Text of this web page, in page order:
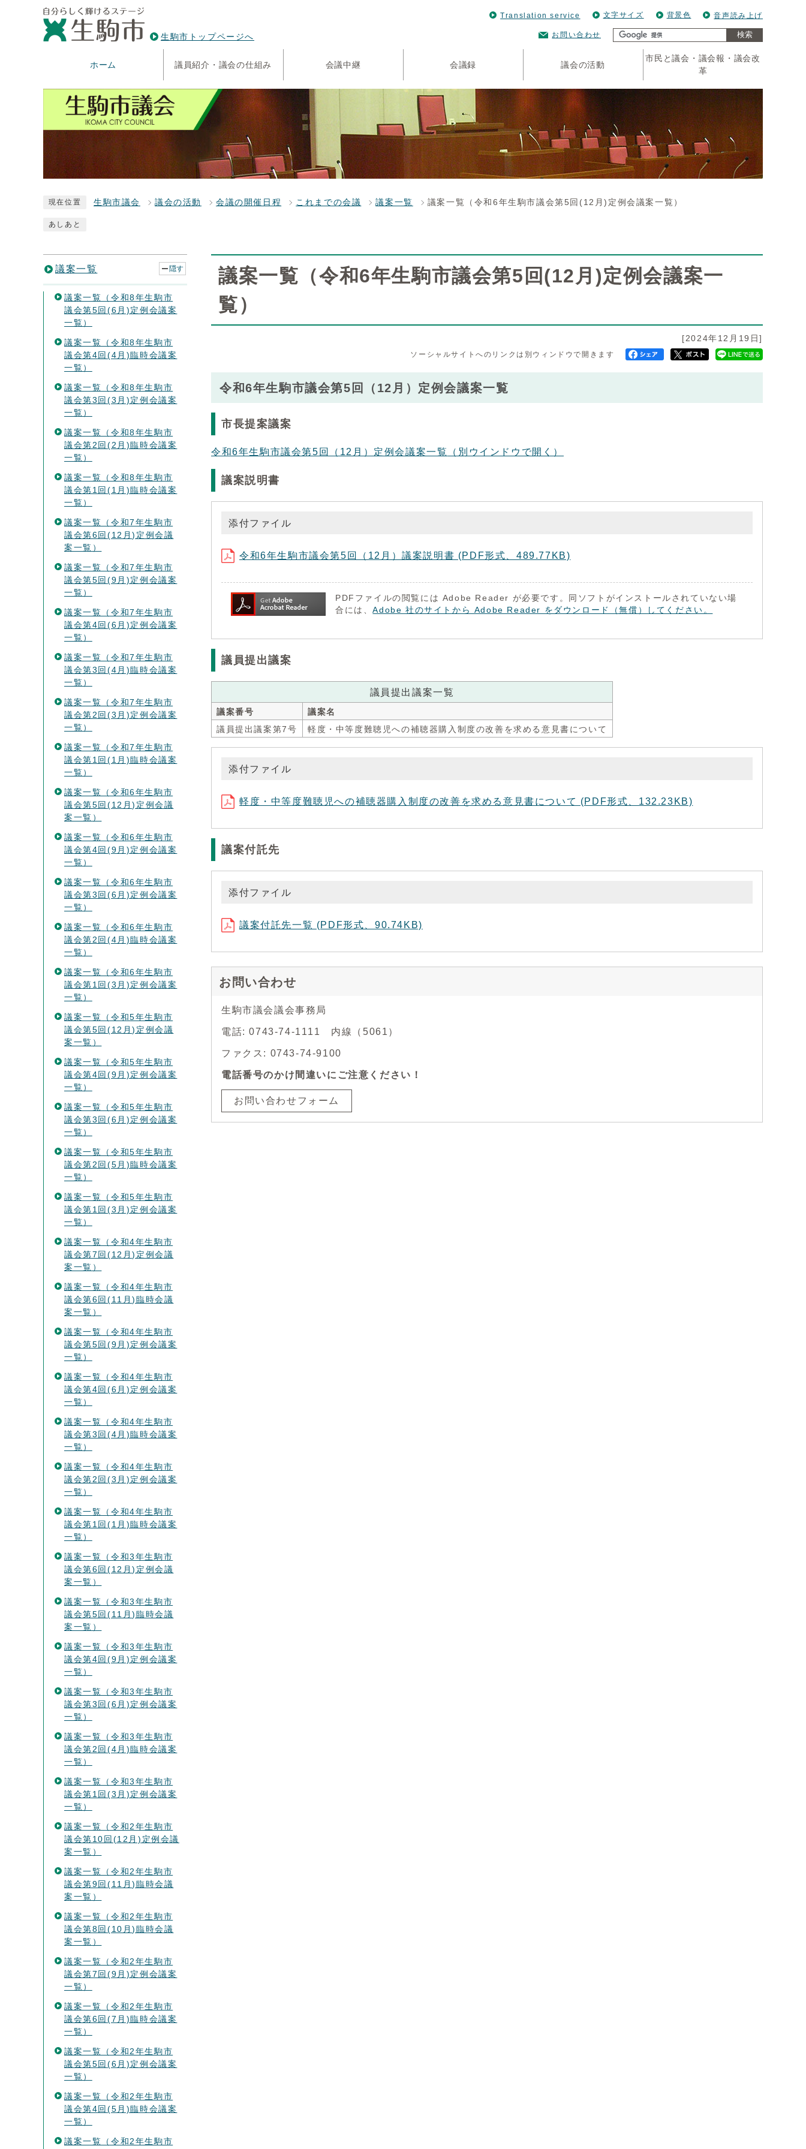
生駒市トップページへ
Translation service 文字サイズ 背景色 音声読み上げ
お問い合わせ 検索
ホーム 議員紹介・議会の仕組み 会議中継 会議録 議会の活動
市民と議会・議会報・議会改
革
現在位置 生駒市議会 議会の活動 会議の開催日程 これまでの会議 議案一覧 議案一覧（令和6年生駒市議会第5回(12月)定例会議案一覧）
あしあと
議案一覧（令和6年生駒市議会第5回(12月)定例会議案一
覧）
[2024年12月19日]
ソーシャルサイトへのリンクは別ウィンドウで開きます
令和6年生駒市議会第5回（12月）定例会議案一覧
市長提案議案
令和6年生駒市議会第5回（12月）定例会議案一覧 （別ウインドウで開く）
議案説明書
添付ファイル
令和6年生駒市議会第5回（12月）議案説明書 (PDF形式、489.77KB)
PDFファイルの閲覧には Adobe Reader が必要です。同ソフトがインストールされていない場
合には、Adobe 社のサイトから Adobe Reader をダウンロード（無償）してください。
議員提出議案
議員提出議案一覧
議案番号
議案名
議員提出議案第7号
軽度・中等度難聴児への補聴器購入制度の改善を求める意見書について
添付ファイル
軽度・中等度難聴児への補聴器購入制度の改善を求める意見書について (PDF形式、132.23KB)
議案付託先
添付ファイル
議案付託先一覧 (PDF形式、90.74KB)
お問い合わせ
生駒市議会議会事務局
電話: 0743-74-1111 内線（5061）
ファクス: 0743-74-9100
電話番号のかけ間違いにご注意ください！
お問い合わせフォーム
議案一覧 隠す
議案一覧（令和8年生駒市
議会第5回(6月)定例会議案
一覧）
議案一覧（令和8年生駒市
議会第4回(4月)臨時会議案
一覧）
議案一覧（令和8年生駒市
議会第3回(3月)定例会議案
一覧）
議案一覧（令和8年生駒市
議会第2回(2月)臨時会議案
一覧）
議案一覧（令和8年生駒市
議会第1回(1月)臨時会議案
一覧）
議案一覧（令和7年生駒市
議会第6回(12月)定例会議
案一覧）
議案一覧（令和7年生駒市
議会第5回(9月)定例会議案
一覧）
議案一覧（令和7年生駒市
議会第4回(6月)定例会議案
一覧）
議案一覧（令和7年生駒市
議会第3回(4月)臨時会議案
一覧）
議案一覧（令和7年生駒市
議会第2回(3月)定例会議案
一覧）
議案一覧（令和7年生駒市
議会第1回(1月)臨時会議案
一覧）
議案一覧（令和6年生駒市
議会第5回(12月)定例会議
案一覧）
議案一覧（令和6年生駒市
議会第4回(9月)定例会議案
一覧）
議案一覧（令和6年生駒市
議会第3回(6月)定例会議案
一覧）
議案一覧（令和6年生駒市
議会第2回(4月)臨時会議案
一覧）
議案一覧（令和6年生駒市
議会第1回(3月)定例会議案
一覧）
議案一覧（令和5年生駒市
議会第5回(12月)定例会議
案一覧）
議案一覧（令和5年生駒市
議会第4回(9月)定例会議案
一覧）
議案一覧（令和5年生駒市
議会第3回(6月)定例会議案
一覧）
議案一覧（令和5年生駒市
議会第2回(5月)臨時会議案
一覧）
議案一覧（令和5年生駒市
議会第1回(3月)定例会議案
一覧）
議案一覧（令和4年生駒市
議会第7回(12月)定例会議
案一覧）
議案一覧（令和4年生駒市
議会第6回(11月)臨時会議
案一覧）
議案一覧（令和4年生駒市
議会第5回(9月)定例会議案
一覧）
議案一覧（令和4年生駒市
議会第4回(6月)定例会議案
一覧）
議案一覧（令和4年生駒市
議会第3回(4月)臨時会議案
一覧）
議案一覧（令和4年生駒市
議会第2回(3月)定例会議案
一覧）
議案一覧（令和4年生駒市
議会第1回(1月)臨時会議案
一覧）
議案一覧（令和3年生駒市
議会第6回(12月)定例会議
案一覧）
議案一覧（令和3年生駒市
議会第5回(11月)臨時会議
案一覧）
議案一覧（令和3年生駒市
議会第4回(9月)定例会議案
一覧）
議案一覧（令和3年生駒市
議会第3回(6月)定例会議案
一覧）
議案一覧（令和3年生駒市
議会第2回(4月)臨時会議案
一覧）
議案一覧（令和3年生駒市
議会第1回(3月)定例会議案
一覧）
議案一覧（令和2年生駒市
議会第10回(12月)定例会議
案一覧）
議案一覧（令和2年生駒市
議会第9回(11月)臨時会議
案一覧）
議案一覧（令和2年生駒市
議会第8回(10月)臨時会議
案一覧）
議案一覧（令和2年生駒市
議会第7回(9月)定例会議案
一覧）
議案一覧（令和2年生駒市
議会第6回(7月)臨時会議案
一覧）
議案一覧（令和2年生駒市
議会第5回(6月)定例会議案
一覧）
議案一覧（令和2年生駒市
議会第4回(5月)臨時会議案
一覧）
議案一覧（令和2年生駒市